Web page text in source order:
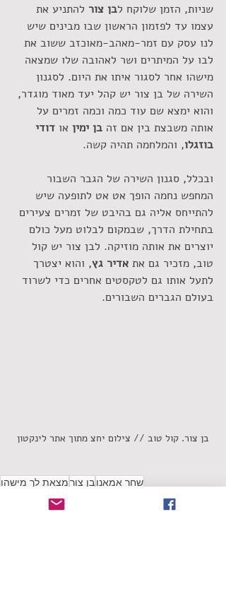
שניות, הזמן שלוקח לבן צור להתניע את
עצמו עד לפזמון הראשון שבו מבינים שיש
לנו עסק עם זמר-מאהב-מאוכזב ששוב את
לבו על המיתרים ושר לאהובה שלו שמצאה
מישהו אחר לסגור איתו את היום. לסגנון
השירה של בן צור יש קהל יעד מאוד מוגדר,
והוא ימצא שם עוד כמה וכמה זמרים על
אותה משבצת בין אם זה בן ימין או דודי
בוזגלו, והמלחמה תהיה קשה.
ובכלל, סגנון השירה של הגבר השבור
המחפש נחמה הופך אט אט לתופעה שיש
להתייחס אליה גם בהיבט של זמרים צעירים
בתחילת הדרך, שבמקום לבלוט מעל כולם
יוצרים את אותה מוזיקה. לבן צור יש קול
טוב, מזכיר גם את אדיר גץ, והוא יצטרך
לתעל אותו גם לטקסטים אחרים כדי לשרוד
בעולם הגברים השבורים.
בן צור. קול טוב // צילום יחצ מתוך אתר לינקטון
שחר אמאנובן צורמצאת לך מישהו